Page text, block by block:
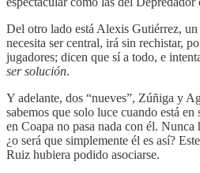
Del otro lado está Alexis Gutiérrez,
necesita ser central, irá sin rechistar,
jugadores; dicen que sí a todo, e
ser solución.
Y adelante, dos “nueves”, Zúñiga y
sabemos que solo luce cuando está en
en Coapa no pasa nada con él.
¿o será que simplemente él es así?
Ruiz hubiera podido asociarse.